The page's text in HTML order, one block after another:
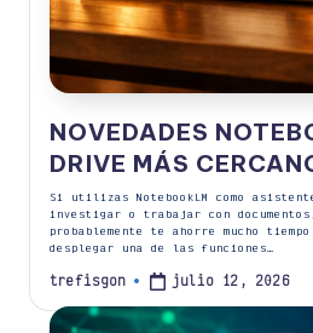
NOVEDADES
DRIVE MÁS
Si utilizas NotebookLM como
investigar o trabajar con
probablemente te ahorre mucho
desplegar una de las funciones…
Publicado
trefisgon julio 12, 2026